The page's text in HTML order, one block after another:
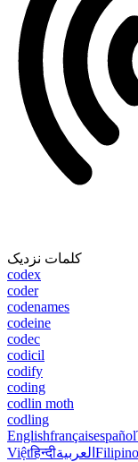
کلمات نزدیک
codex
coder
codenames
codeine
codec
codicil
codify
coding
codlin moth
codling
Englishfrançaisespañol
Việtहिन्दीالعربية Filipino